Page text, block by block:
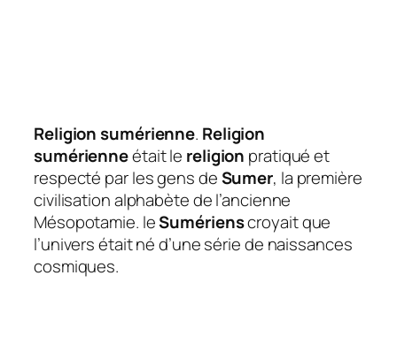
Religion sumérienne. Religion
sumérienneétait le religion pratiqué et
respecté par les gens deSumer, la première
civilisation alphabète de l’ancienne
Mésopotamie. leSumérienscroyait que
l’univers était né d’une série de naissances
cosmiques.